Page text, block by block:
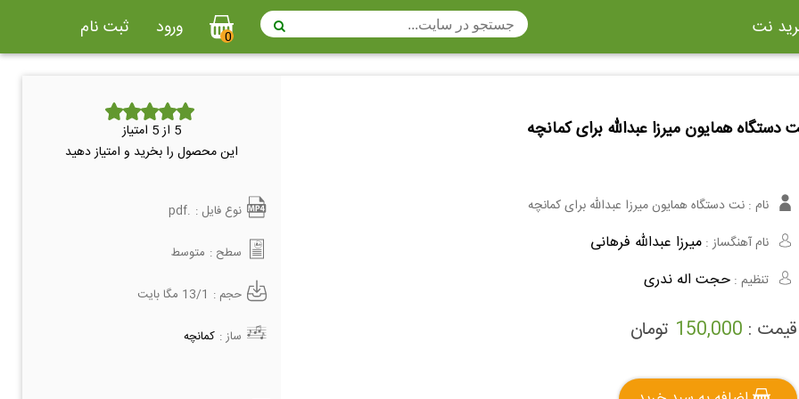
نت
سه تار
تار
گلوکن اشپیل
نی هفت بند
ویولا
ثبت نام ورود 0
دستگاه همایون میرزا عبدالله برای کمانچه
نام : نت دستگاه همایون میرزا عبدالله برای کمانچه
نام آهنگساز : میرزا عبدالله فرهانی
تنظیم : حجت اله ندری
قیمت : 150,000 تومان
5 از 5 امتیاز
این محصول را بخرید و امتیاز دهید
نوع فایل : .pdf
سطح : متوسط
حجم : 13/1 مگا بایت
ساز : کمانچه